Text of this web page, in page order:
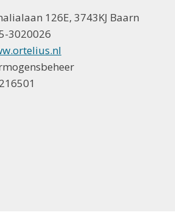
126E, 3743KJ Baarn
3020026